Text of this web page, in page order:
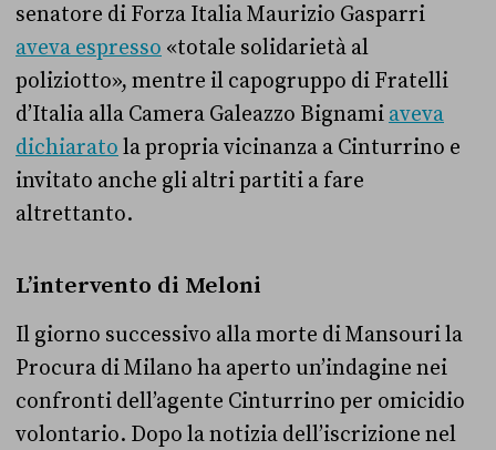
senatore di Forza Italia Maurizio Gasparri
aveva espresso «totale solidarietà al
poliziotto», mentre il capogruppo di Fratelli
d’Italia alla Camera Galeazzo Bignami aveva
dichiarato la propria vicinanza a Cinturrino e
invitato anche gli altri partiti a fare
altrettanto.
L’intervento di Meloni
Il giorno successivo alla morte di Mansouri la
Procura di Milano ha aperto un’indagine nei
confronti dell’agente Cinturrino per omicidio
volontario. Dopo la notizia dell’iscrizione nel